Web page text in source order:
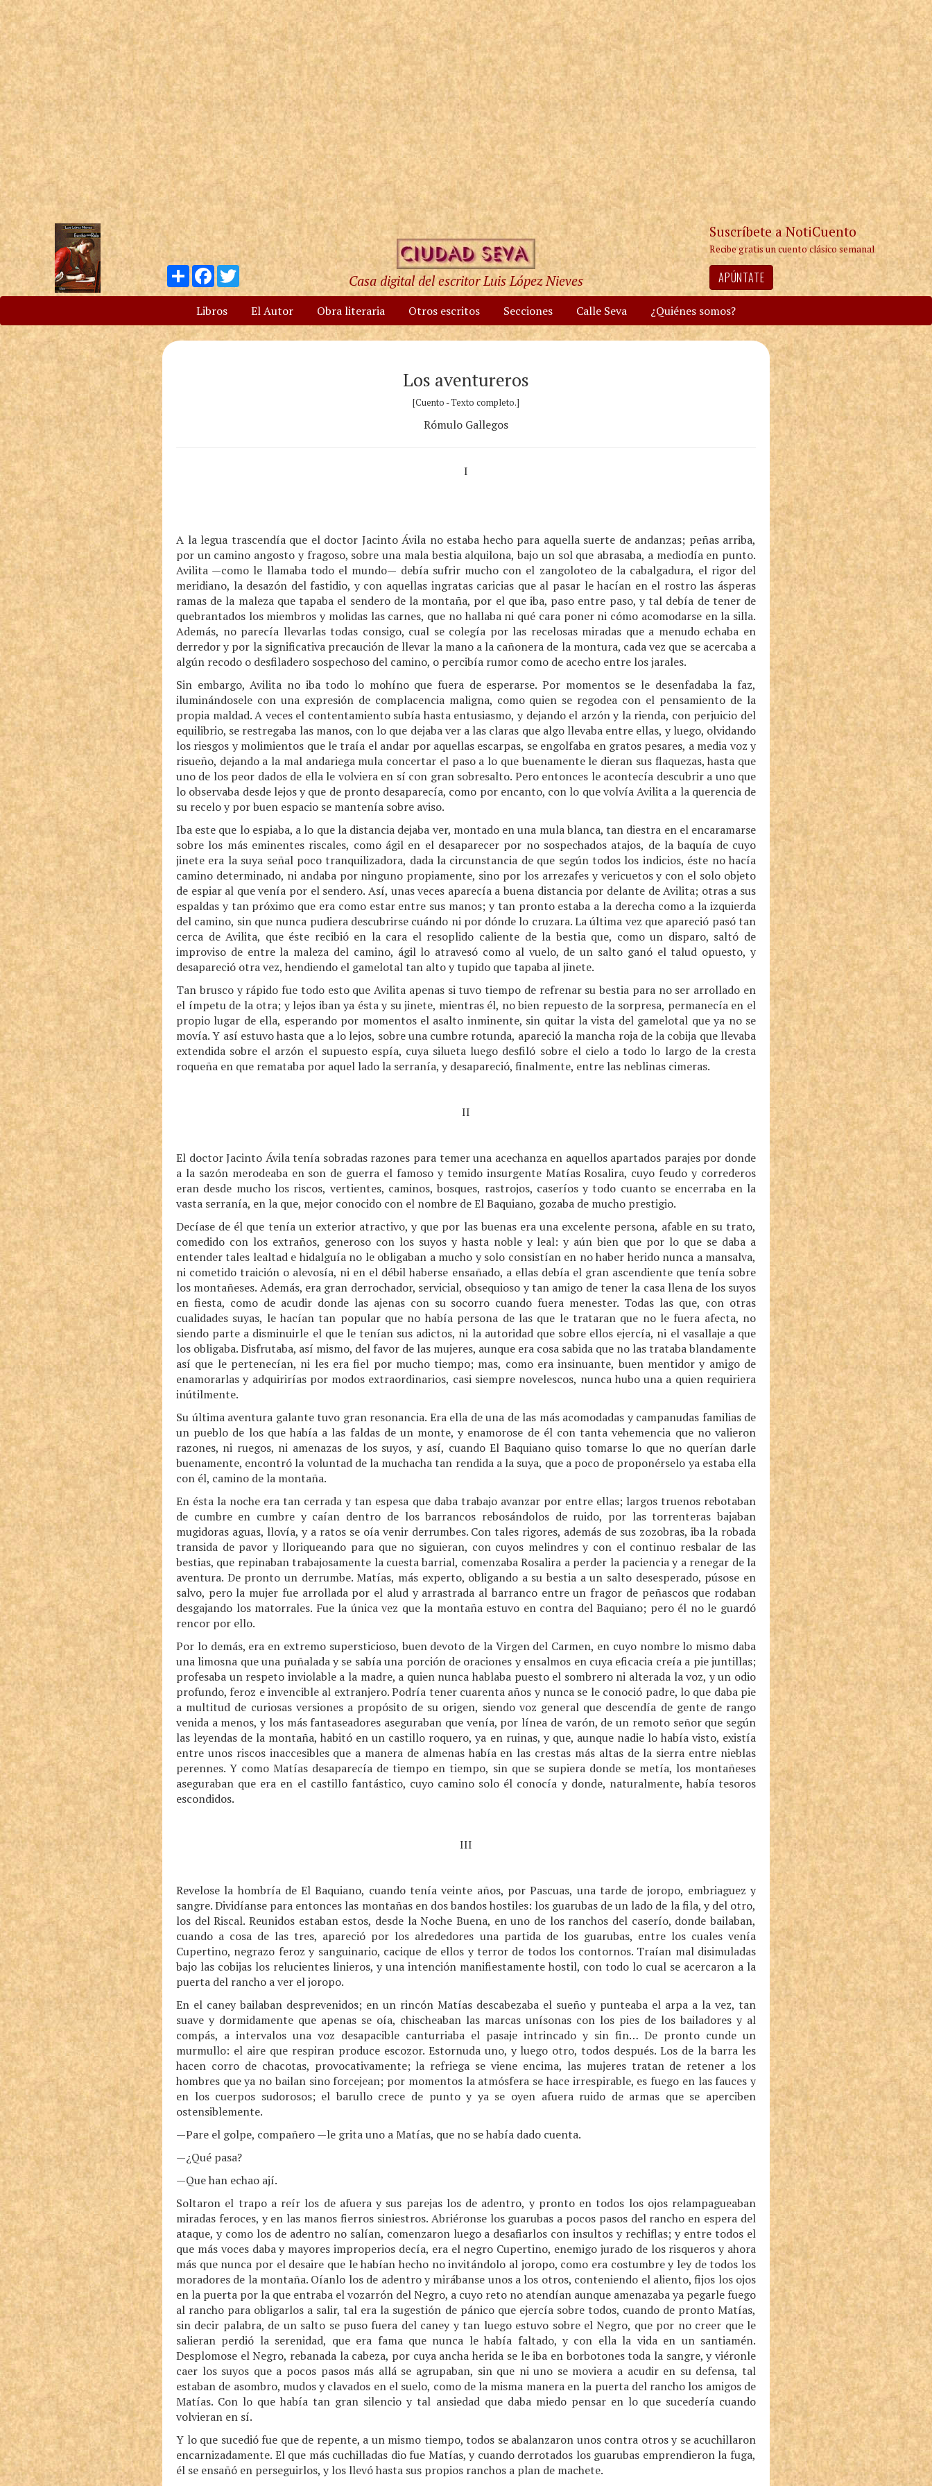
Compartir
Facebook
Twitter
Casa digital del escritor Luis López Nieves
Suscríbete a NotiCuento
Recibe gratis un cuento clásico semanal
APÚNTATE
Libros El Autor Obra literaria Otros escritos Secciones Calle Seva ¿Quiénes somos?
Los aventureros
[Cuento - Texto completo.]
Rómulo Gallegos
I
A la legua trascendía que el doctor Jacinto Ávila no estaba hecho para aquella suerte de andanzas; peñas arriba,
por un camino angosto y fragoso, sobre una mala bestia alquilona, bajo un sol que abrasaba, a mediodía en punto.
Avilita —como le llamaba todo el mundo— debía sufrir mucho con el zangoloteo de la cabalgadura, el rigor del
meridiano, la desazón del fastidio, y con aquellas ingratas caricias que al pasar le hacían en el rostro las ásperas
ramas de la maleza que tapaba el sendero de la montaña, por el que iba, paso entre paso, y tal debía de tener de
quebrantados los miembros y molidas las carnes, que no hallaba ni qué cara poner ni cómo acomodarse en la silla.
Además, no parecía llevarlas todas consigo, cual se colegía por las recelosas miradas que a menudo echaba en
derredor y por la significativa precaución de llevar la mano a la cañonera de la montura, cada vez que se acercaba a
algún recodo o desfiladero sospechoso del camino, o percibía rumor como de acecho entre los jarales.
Sin embargo, Avilita no iba todo lo mohíno que fuera de esperarse. Por momentos se le desenfadaba la faz,
iluminándosele con una expresión de complacencia maligna, como quien se regodea con el pensamiento de la
propia maldad. A veces el contentamiento subía hasta entusiasmo, y dejando el arzón y la rienda, con perjuicio del
equilibrio, se restregaba las manos, con lo que dejaba ver a las claras que algo llevaba entre ellas, y luego, olvidando
los riesgos y molimientos que le traía el andar por aquellas escarpas, se engolfaba en gratos pesares, a media voz y
risueño, dejando a la mal andariega mula concertar el paso a lo que buenamente le dieran sus flaquezas, hasta que
uno de los peor dados de ella le volviera en sí con gran sobresalto. Pero entonces le acontecía descubrir a uno que
lo observaba desde lejos y que de pronto desaparecía, como por encanto, con lo que volvía Avilita a la querencia de
su recelo y por buen espacio se mantenía sobre aviso.
Iba este que lo espiaba, a lo que la distancia dejaba ver, montado en una mula blanca, tan diestra en el encaramarse
sobre los más eminentes riscales, como ágil en el desaparecer por no sospechados atajos, de la baquía de cuyo
jinete era la suya señal poco tranquilizadora, dada la circunstancia de que según todos los indicios, éste no hacía
camino determinado, ni andaba por ninguno propiamente, sino por los arrezafes y vericuetos y con el solo objeto
de espiar al que venía por el sendero. Así, unas veces aparecía a buena distancia por delante de Avilita; otras a sus
espaldas y tan próximo que era como estar entre sus manos; y tan pronto estaba a la derecha como a la izquierda
del camino, sin que nunca pudiera descubrirse cuándo ni por dónde lo cruzara. La última vez que apareció pasó tan
cerca de Avilita, que éste recibió en la cara el resoplido caliente de la bestia que, como un disparo, saltó de
improviso de entre la maleza del camino, ágil lo atravesó como al vuelo, de un salto ganó el talud opuesto, y
desapareció otra vez, hendiendo el gamelotal tan alto y tupido que tapaba al jinete.
Tan brusco y rápido fue todo esto que Avilita apenas si tuvo tiempo de refrenar su bestia para no ser arrollado en
el ímpetu de la otra; y lejos iban ya ésta y su jinete, mientras él, no bien repuesto de la sorpresa, permanecía en el
propio lugar de ella, esperando por momentos el asalto inminente, sin quitar la vista del gamelotal que ya no se
movía. Y así estuvo hasta que a lo lejos, sobre una cumbre rotunda, apareció la mancha roja de la cobija que llevaba
extendida sobre el arzón el supuesto espía, cuya silueta luego desfiló sobre el cielo a todo lo largo de la cresta
roqueña en que remataba por aquel lado la serranía, y desapareció, finalmente, entre las neblinas cimeras.
II
El doctor Jacinto Ávila tenía sobradas razones para temer una acechanza en aquellos apartados parajes por donde
a la sazón merodeaba en son de guerra el famoso y temido insurgente Matías Rosalira, cuyo feudo y correderos
eran desde mucho los riscos, vertientes, caminos, bosques, rastrojos, caseríos y todo cuanto se encerraba en la
vasta serranía, en la que, mejor conocido con el nombre de El Baquiano, gozaba de mucho prestigio.
Decíase de él que tenía un exterior atractivo, y que por las buenas era una excelente persona, afable en su trato,
comedido con los extraños, generoso con los suyos y hasta noble y leal: y aún bien que por lo que se daba a
entender tales lealtad e hidalguía no le obligaban a mucho y solo consistían en no haber herido nunca a mansalva,
ni cometido traición o alevosía, ni en el débil haberse ensañado, a ellas debía el gran ascendiente que tenía sobre
los montañeses. Además, era gran derrochador, servicial, obsequioso y tan amigo de tener la casa llena de los suyos
en fiesta, como de acudir donde las ajenas con su socorro cuando fuera menester. Todas las que, con otras
cualidades suyas, le hacían tan popular que no había persona de las que le trataran que no le fuera afecta, no
siendo parte a disminuirle el que le tenían sus adictos, ni la autoridad que sobre ellos ejercía, ni el vasallaje a que
los obligaba. Disfrutaba, así mismo, del favor de las mujeres, aunque era cosa sabida que no las trataba blandamente
así que le pertenecían, ni les era fiel por mucho tiempo; mas, como era insinuante, buen mentidor y amigo de
enamorarlas y adquirirías por modos extraordinarios, casi siempre novelescos, nunca hubo una a quien requiriera
inútilmente.
Su última aventura galante tuvo gran resonancia. Era ella de una de las más acomodadas y campanudas familias de
un pueblo de los que había a las faldas de un monte, y enamorose de él con tanta vehemencia que no valieron
razones, ni ruegos, ni amenazas de los suyos, y así, cuando El Baquiano quiso tomarse lo que no querían darle
buenamente, encontró la voluntad de la muchacha tan rendida a la suya, que a poco de proponérselo ya estaba ella
con él, camino de la montaña.
En ésta la noche era tan cerrada y tan espesa que daba trabajo avanzar por entre ellas; largos truenos rebotaban
de cumbre en cumbre y caían dentro de los barrancos rebosándolos de ruido, por las torrenteras bajaban
mugidoras aguas, llovía, y a ratos se oía venir derrumbes. Con tales rigores, además de sus zozobras, iba la robada
transida de pavor y lloriqueando para que no siguieran, con cuyos melindres y con el continuo resbalar de las
bestias, que repinaban trabajosamente la cuesta barrial, comenzaba Rosalira a perder la paciencia y a renegar de la
aventura. De pronto un derrumbe. Matías, más experto, obligando a su bestia a un salto desesperado, púsose en
salvo, pero la mujer fue arrollada por el alud y arrastrada al barranco entre un fragor de peñascos que rodaban
desgajando los matorrales. Fue la única vez que la montaña estuvo en contra del Baquiano; pero él no le guardó
rencor por ello.
Por lo demás, era en extremo supersticioso, buen devoto de la Virgen del Carmen, en cuyo nombre lo mismo daba
una limosna que una puñalada y se sabía una porción de oraciones y ensalmos en cuya eficacia creía a pie juntillas;
profesaba un respeto inviolable a la madre, a quien nunca hablaba puesto el sombrero ni alterada la voz, y un odio
profundo, feroz e invencible al extranjero. Podría tener cuarenta años y nunca se le conoció padre, lo que daba pie
a multitud de curiosas versiones a propósito de su origen, siendo voz general que descendía de gente de rango
venida a menos, y los más fantaseadores aseguraban que venía, por línea de varón, de un remoto señor que según
las leyendas de la montaña, habitó en un castillo roquero, ya en ruinas, y que, aunque nadie lo había visto, existía
entre unos riscos inaccesibles que a manera de almenas había en las crestas más altas de la sierra entre nieblas
perennes. Y como Matías desaparecía de tiempo en tiempo, sin que se supiera donde se metía, los montañeses
aseguraban que era en el castillo fantástico, cuyo camino solo él conocía y donde, naturalmente, había tesoros
escondidos.
III
Revelose la hombría de El Baquiano, cuando tenía veinte años, por Pascuas, una tarde de joropo, embriaguez y
sangre. Dividíanse para entonces las montañas en dos bandos hostiles: los guarubas de un lado de la fila, y del otro,
los del Riscal. Reunidos estaban estos, desde la Noche Buena, en uno de los ranchos del caserío, donde bailaban,
cuando a cosa de las tres, apareció por los alrededores una partida de los guarubas, entre los cuales venía
Cupertino, negrazo feroz y sanguinario, cacique de ellos y terror de todos los contornos. Traían mal disimuladas
bajo las cobijas los relucientes linieros, y una intención manifiestamente hostil, con todo lo cual se acercaron a la
puerta del rancho a ver el joropo.
En el caney bailaban desprevenidos; en un rincón Matías descabezaba el sueño y punteaba el arpa a la vez, tan
suave y dormidamente que apenas se oía, chischeaban las marcas unísonas con los pies de los bailadores y al
compás, a intervalos una voz desapacible canturriaba el pasaje intrincado y sin fin… De pronto cunde un
murmullo: el aire que respiran produce escozor. Estornuda uno, y luego otro, todos después. Los de la barra les
hacen corro de chacotas, provocativamente; la refriega se viene encima, las mujeres tratan de retener a los
hombres que ya no bailan sino forcejean; por momentos la atmósfera se hace irrespirable, es fuego en las fauces y
en los cuerpos sudorosos; el barullo crece de punto y ya se oyen afuera ruido de armas que se aperciben
ostensiblemente.
—Pare el golpe, compañero —le grita uno a Matías, que no se había dado cuenta.
—¿Qué pasa?
—Que han echao ají.
Soltaron el trapo a reír los de afuera y sus parejas los de adentro, y pronto en todos los ojos relampagueaban
miradas feroces, y en las manos fierros siniestros. Abriéronse los guarubas a pocos pasos del rancho en espera del
ataque, y como los de adentro no salían, comenzaron luego a desafiarlos con insultos y rechiflas; y entre todos el
que más voces daba y mayores improperios decía, era el negro Cupertino, enemigo jurado de los risqueros y ahora
más que nunca por el desaire que le habían hecho no invitándolo al joropo, como era costumbre y ley de todos los
moradores de la montaña. Oíanlo los de adentro y mirábanse unos a los otros, conteniendo el aliento, fijos los ojos
en la puerta por la que entraba el vozarrón del Negro, a cuyo reto no atendían aunque amenazaba ya pegarle fuego
al rancho para obligarlos a salir, tal era la sugestión de pánico que ejercía sobre todos, cuando de pronto Matías,
sin decir palabra, de un salto se puso fuera del caney y tan luego estuvo sobre el Negro, que por no creer que le
salieran perdió la serenidad, que era fama que nunca le había faltado, y con ella la vida en un santiamén.
Desplomose el Negro, rebanada la cabeza, por cuya ancha herida se le iba en borbotones toda la sangre, y viéronle
caer los suyos que a pocos pasos más allá se agrupaban, sin que ni uno se moviera a acudir en su defensa, tal
estaban de asombro, mudos y clavados en el suelo, como de la misma manera en la puerta del rancho los amigos de
Matías. Con lo que había tan gran silencio y tal ansiedad que daba miedo pensar en lo que sucedería cuando
volvieran en sí.
Y lo que sucedió fue que de repente, a un mismo tiempo, todos se abalanzaron unos contra otros y se acuchillaron
encarnizadamente. El que más cuchilladas dio fue Matías, y cuando derrotados los guarubas emprendieron la fuga,
él se ensañó en perseguirlos, y los llevó hasta sus propios ranchos a plan de machete.